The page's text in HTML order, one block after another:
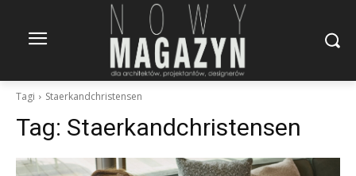
Tagi Staerkandchristensen
Tag: Staerkandchristensen